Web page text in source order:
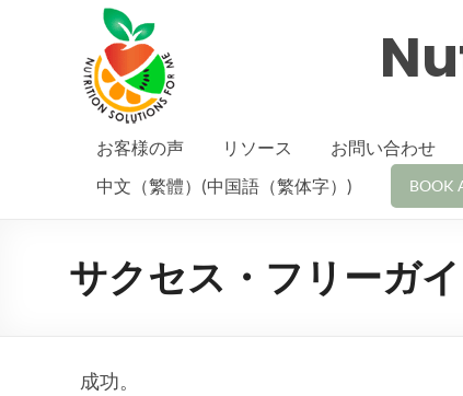
お客様の声 リソース お問い合わせ
中文（繁體）(中国語（繁体字）)
BOOK
サクセス・フリーガ
成功。